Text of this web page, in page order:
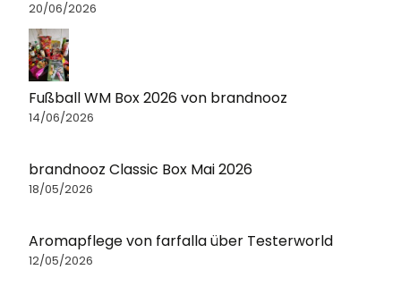
20/06/2026
Fußball WM Box 2026 von brandnooz
14/06/2026
brandnooz Classic Box Mai 2026
18/05/2026
Aromapflege von farfalla über Testerworld
12/05/2026